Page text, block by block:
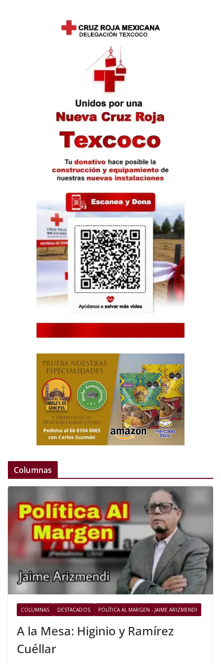
Columnas
COLUMNAS DESTACADOS POLÍTICA AL MARGEN - JAIME ARIZMENDI
A la Mesa: Higinio y Ramírez
Cuéllar